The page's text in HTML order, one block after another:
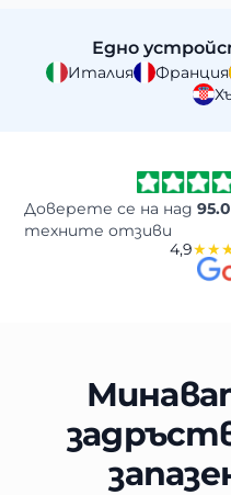
Едно
Италия Франция
Доверете се на над
техните отзиви
4,9